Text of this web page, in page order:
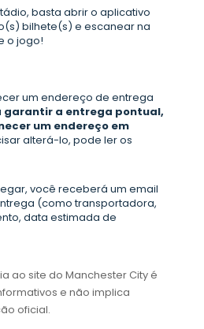
basta abrir o aplicativo
bilhete(s) e escanear na
o jogo!
um endereço de entrega
garantir a entrega pontual,
um endereço em
alterá-lo, pode ler os
você receberá um email
(como transportadora,
data estimada de
ao site do Manchester City é
e não implica
oficial.